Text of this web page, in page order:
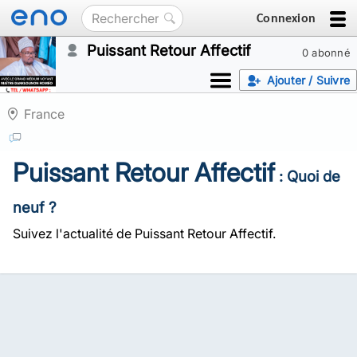
Connexion
0 abonné
Puissant Retour Affectif
Ajouter / Suivre
France
Puissant Retour Affectif: Quoi de
neuf ?
Suivez l'actualité de Puissant Retour Affectif.